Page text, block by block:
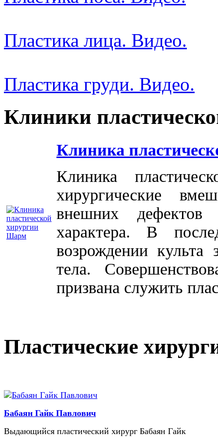
Пластика лица. Видео.
Пластика груди. Видео.
Клиники
Клиника
Клиника
хирургические
внешних дефектов
характера. В
возрождении культа
тела.
призвана служить
Пластические
Бабаян Гайк Павлович
Выдающийся пластический хирург Бабаян Гайк